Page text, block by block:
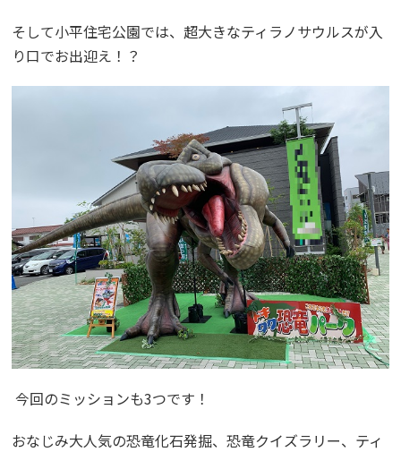
そして小平住宅公園では、超大きなティラノサウルスが入
り口でお出迎え！？
今回のミッションも3つです！
おなじみ大人気の恐竜化石発掘、恐竜クイズラリー、ティ